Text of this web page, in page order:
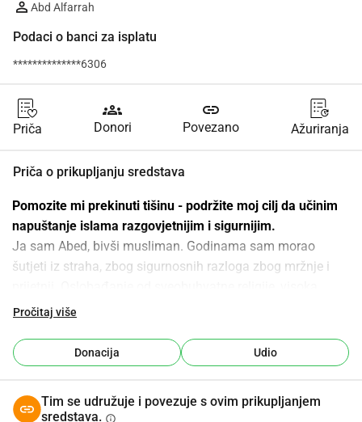
Abd Alfarrah
Podaci o banci za isplatu
**************6306
Priča
groups
Donori
link
Povezano Ažuriranja
Priča o prikupljanju sredstava
Pomozite mi prekinuti tišinu - podržite moj cilj da učinim
napuštanje islama razgovjetnijim i sigurnijim.
Ja sam Abed, bivši musliman. Godinama sam morao
šutjeti iz straha, zbog sigurnosnih razloga zbog mržnje i
cijena koju za to morate platiti je previsoka.
Zajedno prekidamo tišinu. Za slobodu.
Postoji mogućnost da se izvrši jednokratna donacija, ili da
#ex_muslim #freethinker #humanist #leavingislam
Pročitaj više
Donacija Udio
Tim se udružuje i povezuje s ovim prikupljanjem
sredstava. info